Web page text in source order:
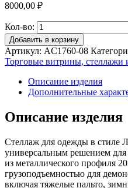
8000,00 ₽
Кол-во:
Добавить в корзину
Артикул: AС1760-08
Торговые витрины, стеллажи
Описание изделия
Дополнительные
Описание изделия
Стеллаж для одежды в стиле
универсальным решением
из металлического профиля
грузоподъемностью для
включая тяжелые пальто,